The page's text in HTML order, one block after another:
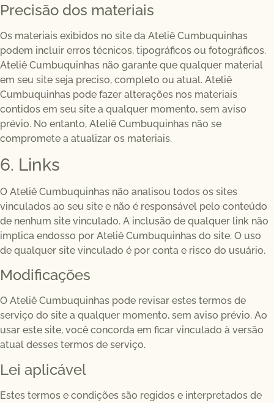
Precisão dos materiais
Os materiais exibidos no site da Ateliê Cumbuquinhas
podem incluir erros técnicos, tipográficos ou fotográficos.
Ateliê Cumbuquinhas não garante que qualquer material
em seu site seja preciso, completo ou atual. Ateliê
Cumbuquinhas pode fazer alterações nos materiais
contidos em seu site a qualquer momento, sem aviso
prévio. No entanto, Ateliê Cumbuquinhas não se
compromete a atualizar os materiais.
6. Links
O Ateliê Cumbuquinhas não analisou todos os sites
vinculados ao seu site e não é responsável pelo conteúdo
de nenhum site vinculado. A inclusão de qualquer link não
implica endosso por Ateliê Cumbuquinhas do site. O uso
de qualquer site vinculado é por conta e risco do usuário.
Modificações
O Ateliê Cumbuquinhas pode revisar estes termos de
serviço do site a qualquer momento, sem aviso prévio. Ao
usar este site, você concorda em ficar vinculado à versão
atual desses termos de serviço.
Lei aplicável
Estes termos e condições são regidos e interpretados de